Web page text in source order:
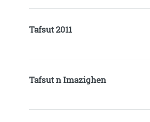
Tafsut 2011
Tafsut n Imazighen